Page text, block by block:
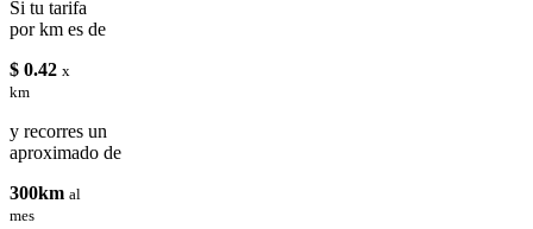
Si tu tarifa
por km es de
$ 0.42 x
km
y recorres un
aproximado de
300km al
mes